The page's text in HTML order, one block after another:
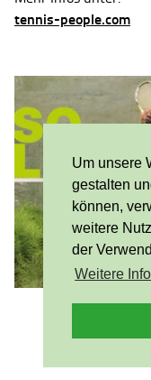
Um unsere
gestalten
können,
weitere
der
Weitere
tennis-people.com